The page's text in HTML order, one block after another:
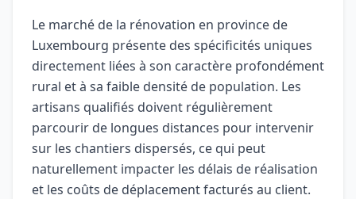
Le marché de la rénovation en province de
Luxembourg présente des spécificités uniques
directement liées à son caractère profondément
rural et à sa faible densité de population. Les
artisans qualifiés doivent régulièrement
parcourir de longues distances pour intervenir
sur les chantiers dispersés, ce qui peut
naturellement impacter les délais de réalisation
et les coûts de déplacement facturés au client.